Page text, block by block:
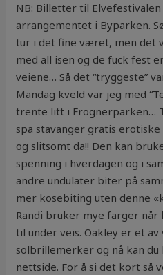
NB: Billetter til
arrangementet i Byparken.
tur i det fine været, men det
med all isen og de fuck fest
veiene… Så det “tryggeste”
Mandag kveld var jeg med
trente litt i Frognerparken…
spa stavanger gratis
og slitsomt da!! Den kan
spenning i hverdagen og i
andre undulater biter på
mer kosebiting uten denne
Randi bruker mye farger
til under veis. Oakley er et
solbrillemerker og nå kan
nettside. For å si det kort så